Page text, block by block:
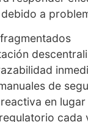
a
de
en
cada